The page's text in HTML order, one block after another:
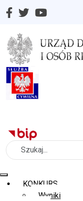
Wybierz swój język
Szukaj
KONKURS
Wyniki